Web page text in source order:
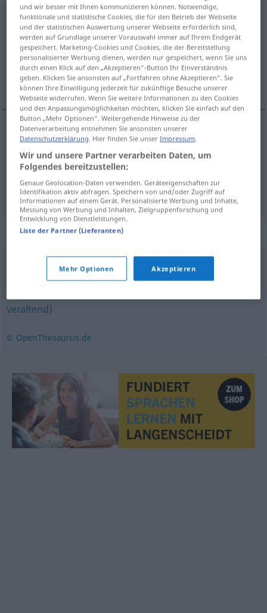
Schlauchm <-(e)s;Schläuche>
Übersicht aller Übersetzungen
(Für mehr Details die Übersetzung anklicken/antippen)
hadice, duše
hadice F Schlauch
duše F Schlauch AUTO Fahrrad
Synonyme für "Schlauch"
Knochenarbeit,Schwerarbeit Schinderei,Quälerei
veraltend)
© OpenThesaurus.de
und wir besser mit Ihnen kommunizieren können. Notwendige,
funktionale und statistische Cookies, die für den Betrieb der Webseite
und der statistischen Auswertung unserer Webseite erforderlich sind,
werden auf Grundlage unserer Vorauswahl immer auf Ihrem Endgerät
gespeichert. Marketing-Cookies und Cookies, die der Bereitstellung
personalisierter Werbung dienen, werden nur gespeichert, wenn Sie uns
durch einen Klick auf den „Akzeptieren“-Button Ihr Einverständnis
geben. Klicken Sie ansonsten auf „Fortfahren ohne Akzeptieren“. Sie
können Ihre Einwilligung jederzeit für zukünftige Besuche unserer
Webseite widerrufen. Wenn Sie weitere Informationen zu den Cookies
und den Anpassungsmöglichkeiten möchten, klicken Sie einfach auf den
Button „Mehr Optionen“. Weitergehende Hinweise zu der
Datenverarbeitung entnehmen Sie ansonsten unserer
Datenschutzerklärung. Hier finden Sie unserImpressum.
Wir und unsere Partner verarbeiten Daten, um
Folgendes bereitzustellen:
Genaue Geolocation-Daten verwenden. Geräteeigenschaften zur
Identifikation aktiv abfragen. Speichern von und/oder Zugriff auf
Informationen auf einem Gerät. Personalisierte Werbung und Inhalte,
Messung von Werbung und Inhalten, Zielgruppenforschung und
Entwicklung von Dienstleistungen.
Liste der Partner (Lieferanten)
Mehr Optionen Akzeptieren